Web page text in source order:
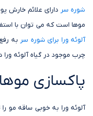
شوره سر دارای علائم
موها است که می توان با
آلوئه ورا برای شوره سر به
چرب موجود در گیاه آلوئه
پاکسازی
آلوئه ورا به خوبی ساقه مو